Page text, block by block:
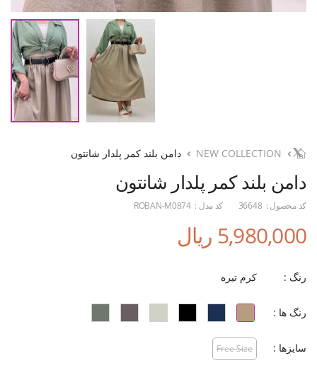
NEW COLLECTION دامن بلند کمر پلدار شانتون
دامن بلند کمر پلدار شانتون
کد محصول : 36648 کد مدل : ROBAN-M0874
5,980,000 ریال
رنگ : کرم تیره
رنگ ها :
سایزها : Free Size